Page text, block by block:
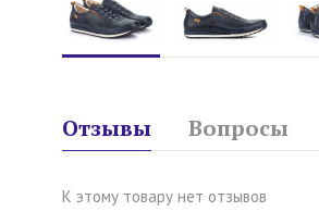
Отзывы Вопросы
К этому товару нет отзывов